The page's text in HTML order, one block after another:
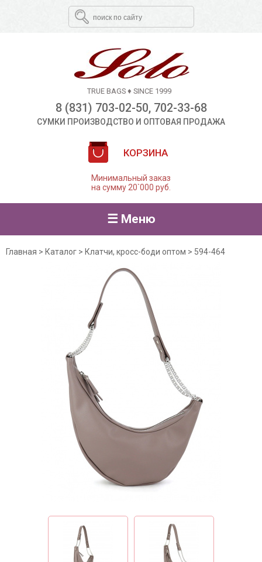
TRUE BAGS ♦ SINCE 1999
8 (831) 703-02-50, 702-33-68
СУМКИ ПРОИЗВОДСТВО И ОПТОВАЯ ПРОДАЖА
КОРЗИНА
Минимальный заказ
на сумму 20`000 руб.
☰ Меню
Главная > Каталог > Клатчи, кросс-боди оптом > 594-464